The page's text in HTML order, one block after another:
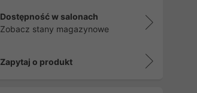
Dostępność w salonach
Zobacz stany magazynowe
Zapytaj o produkt